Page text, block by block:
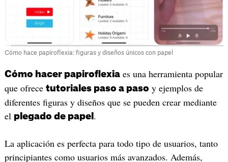
Cómo hace papiroflexia: figuras y diseños únicos con papel
Cómo hacer papiroflexiaes una herramienta popular
que ofrece tutoriales paso a paso y ejemplos de
diferentes figuras y diseños que se pueden crear mediante
el plegado de papel .
La aplicación es perfecta para todo tipo de usuarios, tanto
principiantes como usuarios más avanzados. Además,